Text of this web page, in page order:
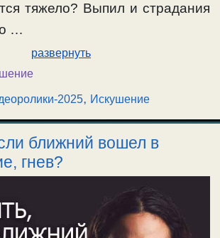
тяжело? Выпил и страдания
…
развернуть
2025, Искушение
ближний вошел в
гнев?